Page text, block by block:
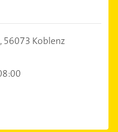
56073 Koblenz